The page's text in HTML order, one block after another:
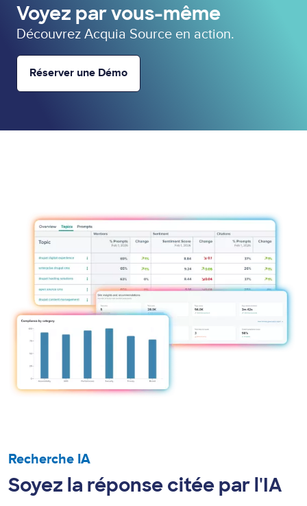
Voyez par vous-même
Découvrez Acquia Source en action.
Réserver une Démo
Recherche IA
Soyez la réponse citée par l'IA